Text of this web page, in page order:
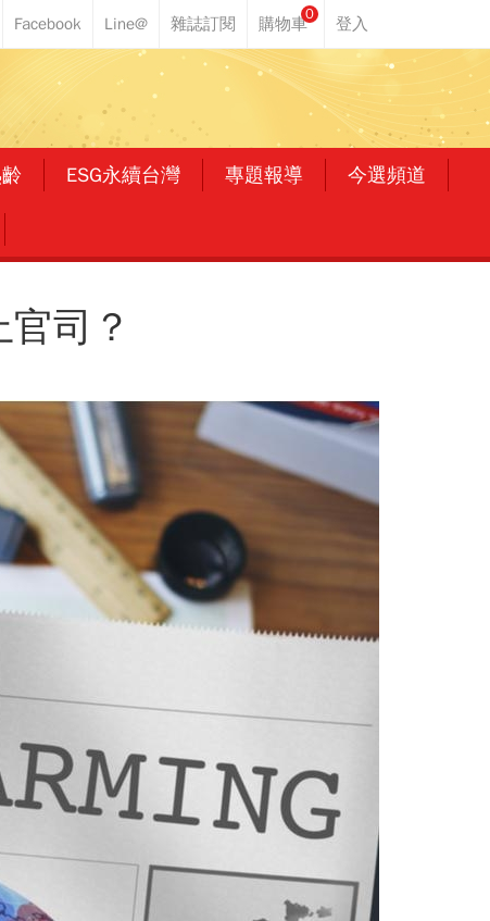
0
ESG永續台灣 專題報導 今選頻道
司？